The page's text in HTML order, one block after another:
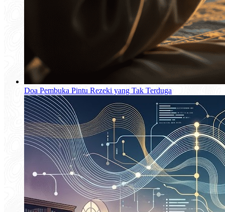
Doa Pembuka Pintu Rezeki yang Tak Terduga